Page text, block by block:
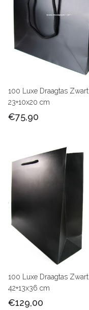
100 Luxe Draagtas Zwart
23+10x20 cm
€75,90
100 Luxe Draagtas Zwart
42+13x36 cm
€129,00